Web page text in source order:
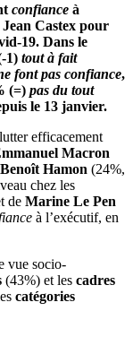
confiance à
Castex pour
19. Dans le
1) tout à fait
font pas confiance,
(=) pas du tout
le 13 janvier.
efficacement
Macron
Benoît Hamon (24%,
chez les
de Marine Le Pen
à l’exécutif, en
vue socio-
(43%) et les cadres
catégories